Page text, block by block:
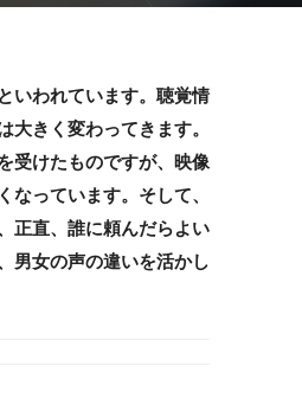
いわれています。聴覚情
きく変わってきます。
受けたものですが、映像
っています。そして、
正直、誰に頼んだらよい
男女の声の違いを活かし